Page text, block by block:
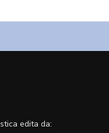
edita da: